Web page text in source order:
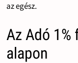
az egész.
Az Adó
alapon